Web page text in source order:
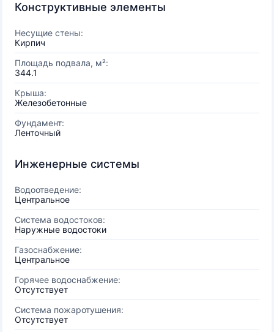
Конструктивные элементы
Несущие стены:
Кирпич
Площадь подвала, м²:
344.1
Крыша:
Железобетонные
Фундамент:
Ленточный
Инженерные системы
Водоотведение:
Центральное
Система водостоков:
Наружные водостоки
Газоснабжение:
Центральное
Горячее водоснабжение:
Отсутствует
Система пожаротушения:
Отсутствует